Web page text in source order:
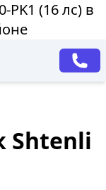
PK1 (16 лс) в
Shtenli